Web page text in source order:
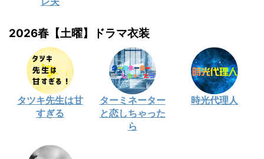
2026春【土曜】ドラマ衣装
タツキ先生は甘
すぎる
ターミネーター
と恋しちゃった
ら
時光代理人